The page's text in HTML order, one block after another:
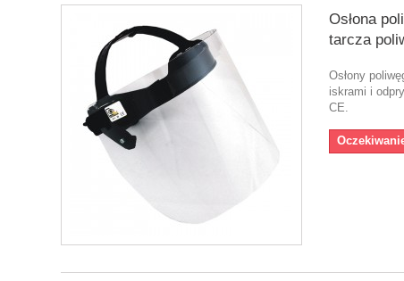
Osłona
tarcza
Osłony
iskrami i
CE.